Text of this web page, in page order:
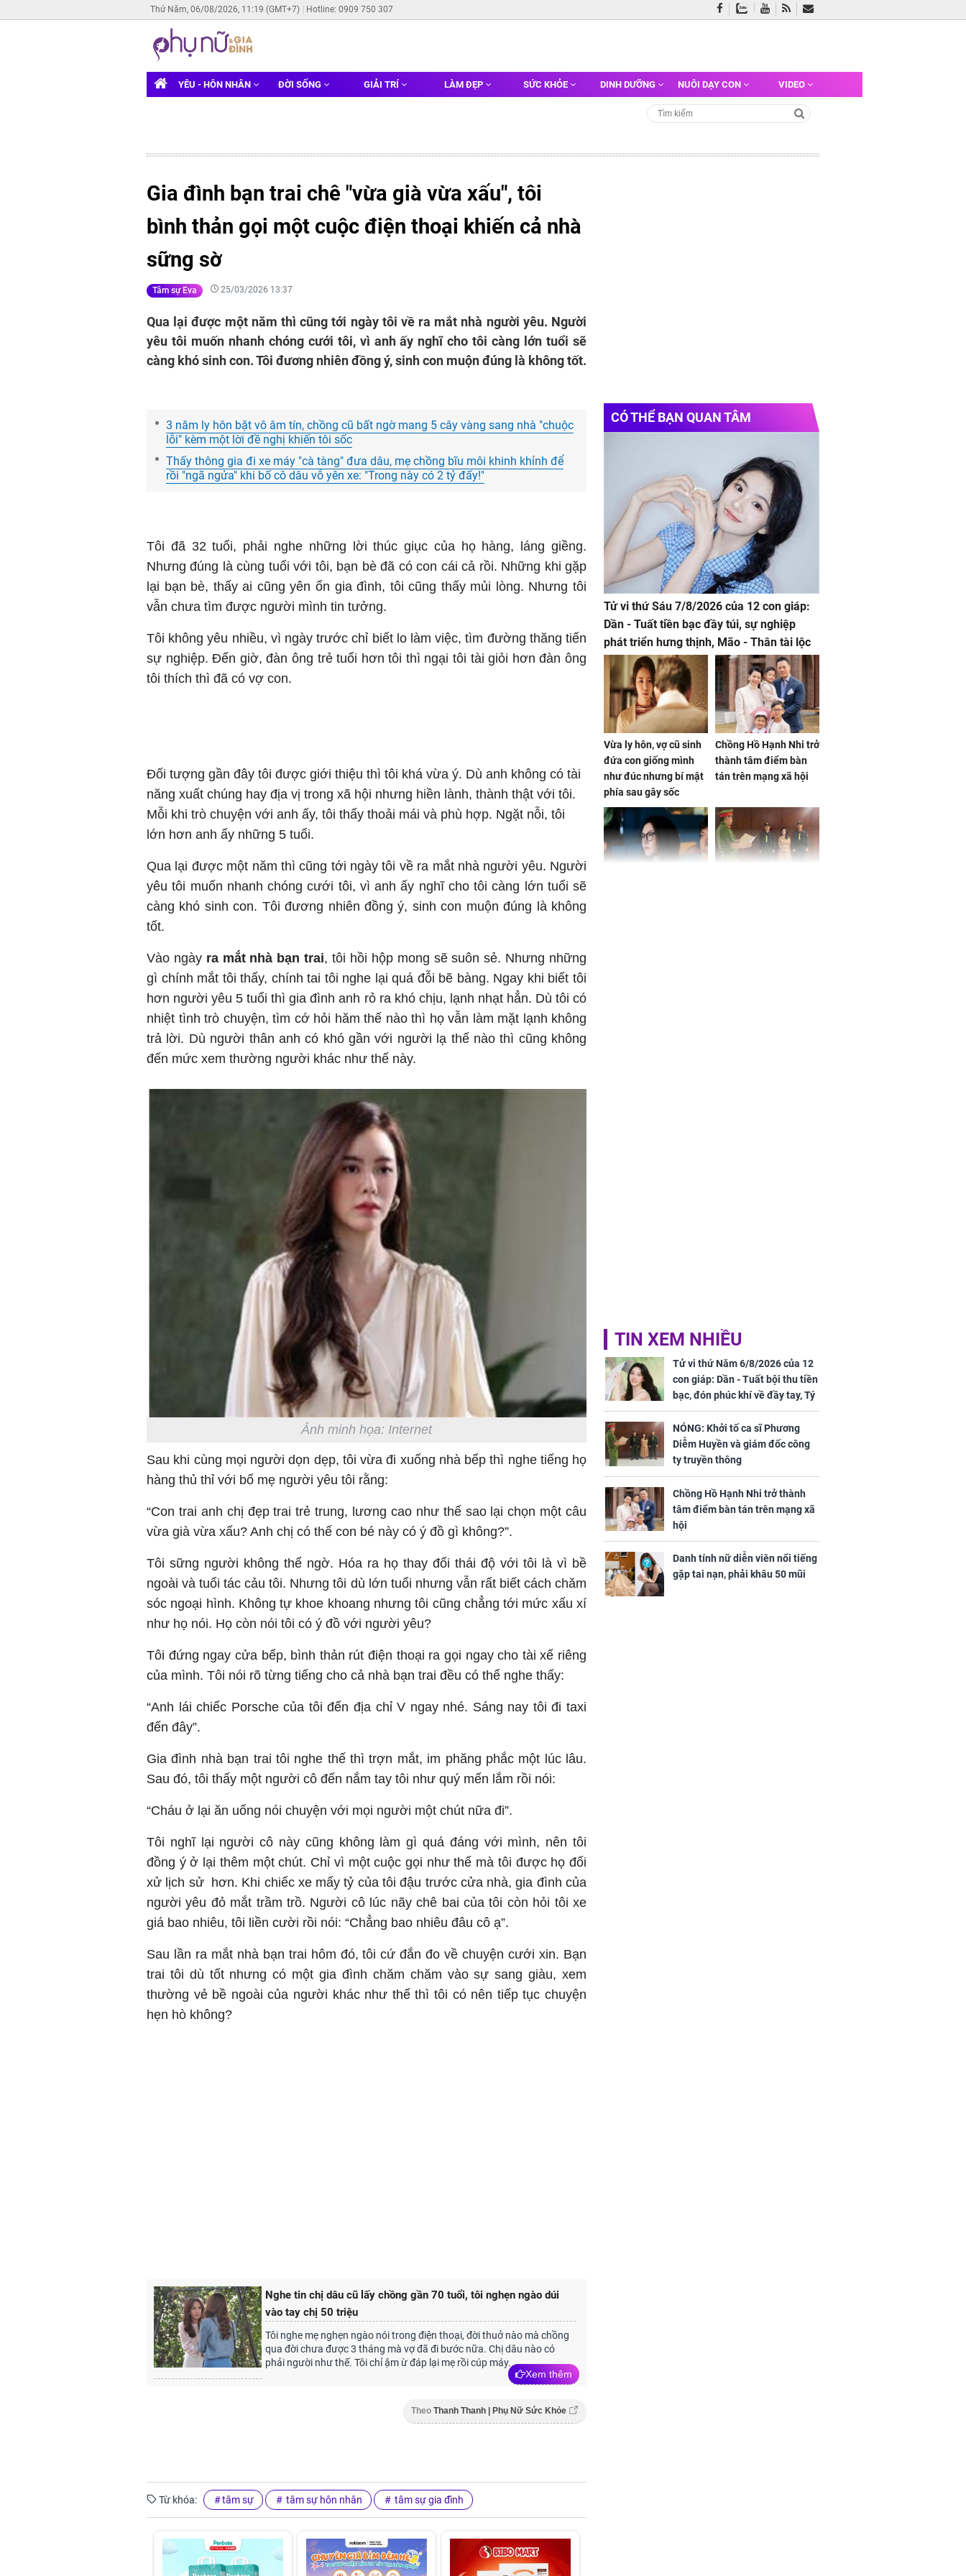
Thứ Năm, 06/08/2026, 11:19 (GMT+7) Hotline: 0909 750 307
YÊU - HÔN NHÂN ĐỜI SỐNG GIẢI TRÍ LÀM ĐẸP SỨC KHỎE DINH DƯỠNG NUÔI DẠY CON VIDEO
Gia đình bạn trai chê "vừa già vừa xấu", tôi
bình thản gọi một cuộc điện thoại khiến cả nhà
sững sờ
Tâm sự Eva 25/03/2026 13:37
Qua lại được một năm thì cũng tới ngày tôi về ra mắt nhà người yêu. Người
yêu tôi muốn nhanh chóng cưới tôi, vì anh ấy nghĩ cho tôi càng lớn tuổi sẽ
càng khó sinh con. Tôi đương nhiên đồng ý, sinh con muộn đúng là không tốt.
3 năm ly hôn bặt vô âm tín, chồng cũ bất ngờ mang 5 cây vàng sang nhà "chuộc
lỗi" kèm một lời đề nghị khiến tôi sốc
Thấy thông gia đi xe máy "cà tàng" đưa dâu, mẹ chồng bĩu môi khinh khỉnh để
rồi "ngã ngửa" khi bố cô dâu vỗ yên xe: "Trong này có 2 tỷ đấy!"
Tôi đã 32 tuổi, phải nghe những lời thúc giục của họ hàng, láng giềng.
Nhưng đúng là cùng tuổi với tôi, bạn bè đã có con cái cả rồi. Những khi gặp
lại bạn bè, thấy ai cũng yên ổn gia đình, tôi cũng thấy mủi lòng. Nhưng tôi
vẫn chưa tìm được người mình tin tưởng.
Tôi không yêu nhiều, vì ngày trước chỉ biết lo làm việc, tìm đường thăng tiến
sự nghiệp. Đến giờ, đàn ông trẻ tuổi hơn tôi thì ngại tôi tài giỏi hơn đàn ông
tôi thích thì đã có vợ con.
Đối tượng gần đây tôi được giới thiệu thì tôi khá vừa ý. Dù anh không có tài
năng xuất chúng hay địa vị trong xã hội nhưng hiền lành, thành thật với tôi.
Mỗi khi trò chuyện với anh ấy, tôi thấy thoải mái và phù hợp. Ngặt nỗi, tôi
lớn hơn anh ấy những 5 tuổi.
Qua lại được một năm thì cũng tới ngày tôi về ra mắt nhà người yêu. Người
yêu tôi muốn nhanh chóng cưới tôi, vì anh ấy nghĩ cho tôi càng lớn tuổi sẽ
càng khó sinh con. Tôi đương nhiên đồng ý, sinh con muộn đúng là không
tốt.
Vào ngày ra mắt nhà bạn trai, tôi hồi hộp mong sẽ suôn sẻ. Nhưng những
gì chính mắt tôi thấy, chính tai tôi nghe lại quá đỗi bẽ bàng. Ngay khi biết tôi
hơn người yêu 5 tuổi thì gia đình anh rỏ ra khó chịu, lạnh nhạt hẳn. Dù tôi có
nhiệt tình trò chuyện, tìm cớ hỏi hăm thế nào thì họ vẫn làm mặt lạnh không
trả lời. Dù người thân anh có khó gần với người lạ thế nào thì cũng không
đến mức xem thường người khác như thế này.
Ảnh minh họa: Internet
Sau khi cùng mọi người dọn dẹp, tôi vừa đi xuống nhà bếp thì nghe tiếng họ
hàng thủ thỉ với bố mẹ người yêu tôi rằng:
“Con trai anh chị đẹp trai trẻ trung, lương cao như thế sao lại chọn một câu
vừa già vừa xấu? Anh chị có thế con bé này có ý đồ gì không?”.
Tôi sững người không thể ngờ. Hóa ra họ thay đổi thái độ với tôi là vì bề
ngoài và tuổi tác cảu tôi. Nhưng tôi dù lớn tuổi nhưng vẫn rất biết cách chăm
sóc ngoại hình. Không tự khoe khoang nhưng tôi cũng chẳng tới mức xấu xí
như họ nói. Họ còn nói tôi có ý đồ với người yêu?
Tôi đứng ngay cửa bếp, bình thản rút điện thoại ra gọi ngay cho tài xế riêng
của mình. Tôi nói rõ từng tiếng cho cả nhà bạn trai đều có thể nghe thấy:
“Anh lái chiếc Porsche của tôi đến địa chỉ V ngay nhé. Sáng nay tôi đi taxi
đến đây”.
Gia đình nhà bạn trai tôi nghe thế thì trợn mắt, im phăng phắc một lúc lâu.
Sau đó, tôi thấy một người cô đến nắm tay tôi như quý mến lắm rồi nói:
“Cháu ở lại ăn uống nói chuyện với mọi người một chút nữa đi”.
Tôi nghĩ lại người cô này cũng không làm gì quá đáng với mình, nên tôi
đồng ý ở lại thêm một chút. Chỉ vì một cuộc gọi như thế mà tôi được họ đối
xử lịch sử hơn. Khi chiếc xe mấy tỷ của tôi đậu trước cửa nhà, gia đình của
người yêu đỏ mắt trầm trồ. Người cô lúc nãy chê bai của tôi còn hỏi tôi xe
giá bao nhiêu, tôi liền cười rồi nói: “Chẳng bao nhiêu đâu cô ạ”.
Sau lần ra mắt nhà bạn trai hôm đó, tôi cứ đắn đo về chuyện cưới xin. Bạn
trai tôi dù tốt nhưng có một gia đình chăm chăm vào sự sang giàu, xem
thường vẻ bề ngoài của người khác như thế thì tôi có nên tiếp tục chuyện
hẹn hò không?
Nghe tin chị dâu cũ lấy chồng gần 70 tuổi, tôi nghẹn ngào dúi
vào tay chị 50 triệu
Tôi nghe mẹ nghẹn ngào nói trong điện thoại, đời thuở nào mà chồng
qua đời chưa được 3 tháng mà vợ đã đi bước nữa. Chị dâu nào có
phải người như thế. Tôi chỉ ậm ừ đáp lại mẹ rồi cúp máy.
Xem thêm
Theo Thanh Thanh | Phụ Nữ Sức Khỏe
Từ khóa: tâm sự tâm sự hôn nhân tâm sự gia đình
CÓ THỂ BẠN QUAN TÂM
Tử vi thứ Sáu 7/8/2026 của 12 con giáp:
Dần - Tuất tiền bạc đầy túi, sự nghiệp
phát triển hưng thịnh, Mão - Thân tài lộc
ảm đạm, mọi sự khó thành công mỹ mãn
Vừa ly hôn, vợ cũ sinh
đứa con giống mình
như đúc nhưng bí mật
phía sau gây sốc
Chồng Hồ Hạnh Nhi trở
thành tâm điểm bàn
tán trên mạng xã hội
TIN XEM NHIỀU
Tử vi thứ Năm 6/8/2026 của 12
con giáp: Dần - Tuất bội thu tiền
bạc, đón phúc khí về đầy tay, Tý
- Mão công việc khó khăn, tiền
bạc đội nón ra đi
NÓNG: Khởi tố ca sĩ Phương
Diễm Huyền và giám đốc công
ty truyền thông
Chồng Hồ Hạnh Nhi trở thành
tâm điểm bàn tán trên mạng xã
hội
Danh tính nữ diễn viên nổi tiếng
gặp tai nạn, phải khâu 50 mũi